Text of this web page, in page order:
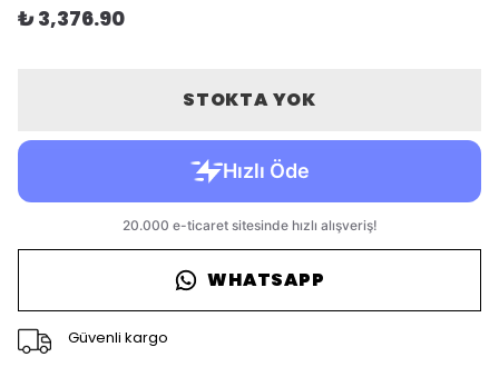
₺ 3,376.90
STOKTA YOK
WHATSAPP
Güvenli kargo